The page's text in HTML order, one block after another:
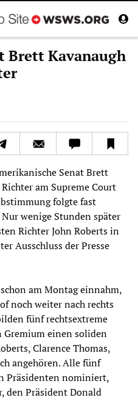
Brett Kavanaugh
Senat Brett
am Supreme Court
folgte fast
wenige Stunden später
Richter John Roberts in
Ausschluss der Presse
am Montag einnahm,
noch weiter nach rechts
fünf rechtsextreme
Gremium einen soliden
Clarence Thomas,
angehören. Alle fünf
Präsidenten nominiert,
den Präsident Donald